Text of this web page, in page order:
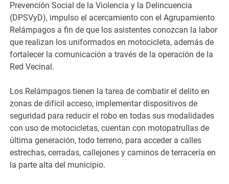
Prevención Social de la Violencia y la Delincuencia
(DPSVyD), impulso el acercamiento con el Agrupamiento
Relámpagos a fin de que los asistentes conozcan la labor
que realizan los uniformados en motocicleta, además de
fortalecer la comunicación a través de la operación de la
Red Vecinal.
Los Relámpagos tienen la tarea de combatir el delito en
zonas de difícil acceso, implementar dispositivos de
seguridad para reducir el robo en todas sus modalidades
con uso de motocicletas, cuentan con motopatrullas de
última generación, todo terreno, para acceder a calles
estrechas, cerradas, callejones y caminos de terracería en
la parte alta del municipio.